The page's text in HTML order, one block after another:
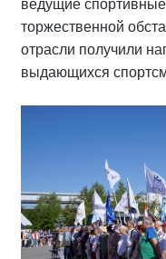
ведущие
торжественной
отрасли получили
выдающихся